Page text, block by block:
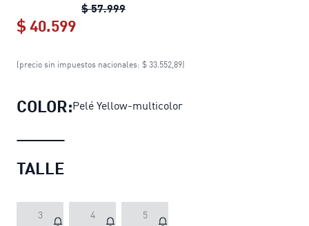
$ 57.999Pelota de fútbol Orbita LaLiga 1
$ 40.599
Pelota de fútbol Orbita LaLiga 1
(precio sin impuestos nacionales: $ 33.552,89)
COLOR:Pelé Yellow-multicolor
TALLE
3 4 5